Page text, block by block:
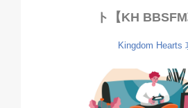
ト【KH BBSFM
Kingdom Hearts